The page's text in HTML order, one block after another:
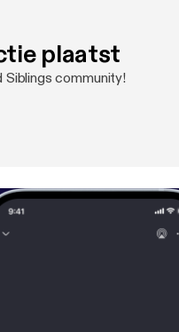
plaatst
community!